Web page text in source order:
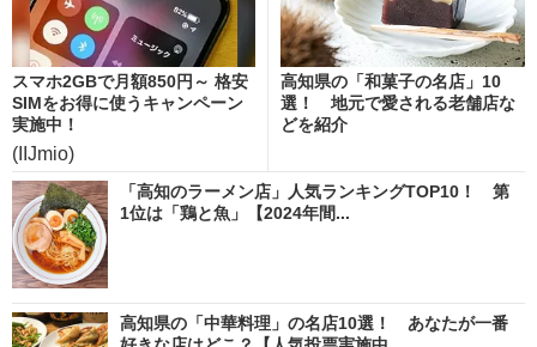
スマホ2GBで月額850円～ 格安
SIMをお得に使うキャンペーン
実施中！
(IIJmio)
高知県の「和菓子の名店」10
選！ 地元で愛される老舗店な
どを紹介
「高知のラーメン店」人気ランキングTOP10！ 第
1位は「鶏と魚」【2024年間...
高知県の「中華料理」の名店10選！ あなたが一番